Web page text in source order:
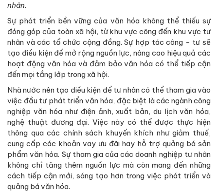
nhân.
Sự phát triển bền vững của văn hóa không thể thiếu sự
đóng góp của toàn xã hội, từ khu vực công đến khu vực tư
nhân và các tổ chức cộng đồng. Sự hợp tác công - tư sẽ
tạo điều kiện để mở rộng nguồn lực, nâng cao hiệu quả các
hoạt động văn hóa và đảm bảo văn hóa có thể tiếp cận
đến mọi tầng lớp trong xã hội.
Nhà nước nên tạo điều kiện để tư nhân có thể tham gia vào
việc đầu tư phát triển văn hóa, đặc biệt là các ngành công
nghiệp văn hóa như điện ảnh, xuất bản, du lịch văn hóa,
nghệ thuật đương đại. Việc này có thể được thực hiện
thông qua các chính sách khuyến khích như giảm thuế,
cung cấp các khoản vay ưu đãi hay hỗ trợ quảng bá sản
phẩm văn hóa. Sự tham gia của các doanh nghiệp tư nhân
không chỉ tăng thêm nguồn lực mà còn mang đến những
cách tiếp cận mới, sáng tạo hơn trong việc phát triển và
quảng bá văn hóa.